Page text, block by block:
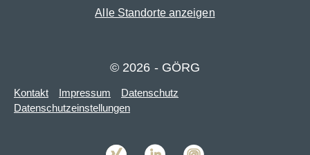
Alle Standorte anzeigen
© 2026 - GÖRG
Kontakt Impressum
Datenschutz
Datenschutzeinstellungen